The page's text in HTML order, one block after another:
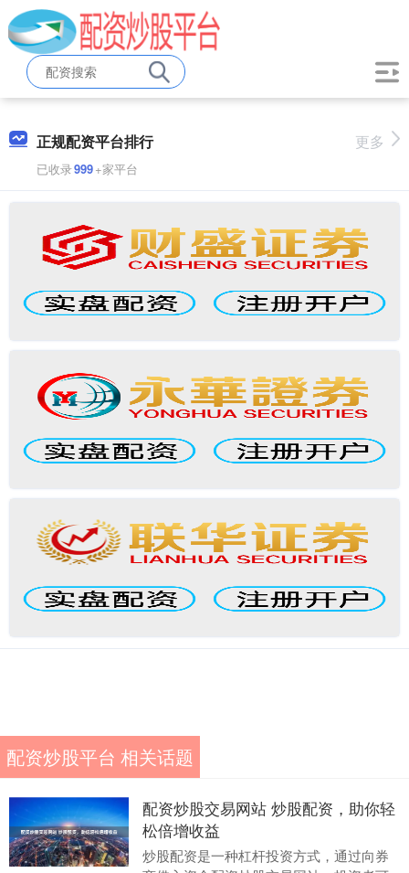
正规配资平台排行
已收录999+家平台
更多
配资炒股平台 相关话题
配资炒股交易网站 炒股配资，助你轻
松倍增收益
炒股配资是一种杠杆投资方式，通过向券